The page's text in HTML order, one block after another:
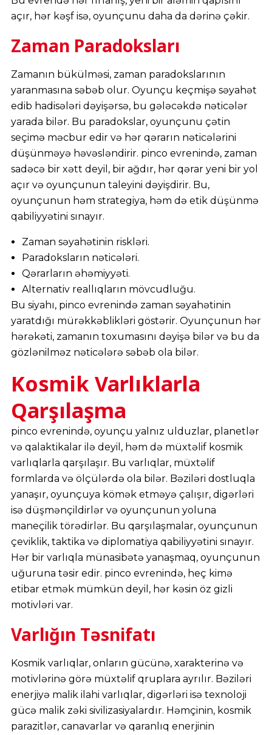
açır, hər kəşf isə, oyunçunu daha da dərinə çəkir.
Zaman Paradoksları
Zamanın bükülməsi, zaman paradokslarının
yaranmasına səbəb olur. Oyunçu keçmişə səyahət
edib hadisələri dəyişərsə, bu gələcəkdə nəticələr
yarada bilər. Bu paradokslar, oyunçunu çətin
seçimə məcbur edir və hər qərarın nəticələrini
düşünməyə həvəsləndirir. pinco evrenində, zaman
sadəcə bir xətt deyil, bir ağdır, hər qərar yeni bir yol
açır və oyunçunun taleyini dəyişdirir. Bu,
oyunçunun həm strategiya, həm də etik düşünmə
qabiliyyətini sınayır.
Zaman səyahətinin riskləri.
Paradoksların nəticələri.
Qərarların əhəmiyyəti.
Alternativ reallıqların mövcudluğu.
Bu siyahı, pinco evrenində zaman səyahətinin
yaratdığı mürəkkəblikləri göstərir. Oyunçunun hər
hərəkəti, zamanın toxumasını dəyişə bilər və bu da
gözlənilməz nəticələrə səbəb ola bilər.
Kosmik Varlıklarla
Qarşılaşma
pinco evrenində, oyunçu yalnız ulduzlar, planetlər
və qalaktikalar ilə deyil, həm də müxtəlif kosmik
varlıqlarla qarşılaşır. Bu varlıqlar, müxtəlif
formlarda və ölçülərdə ola bilər. Bəziləri dostluqla
yanaşır, oyunçuya kömək etməyə çalışır, digərləri
isə düşmənçildirlər və oyunçunun yoluna
maneçilik törədirlər. Bu qarşılaşmalar, oyunçunun
çeviklik, taktika və diplomatiya qabiliyyətini sınayır.
Hər bir varlıqla münasibətə yanaşmaq, oyunçunun
uğuruna təsir edir. pinco evrenində, heç kimə
etibar etmək mümkün deyil, hər kəsin öz gizli
motivləri var.
Varlığın Təsnifatı
Kosmik varlıqlar, onların gücünə, xarakterinə və
motivlərinə görə müxtəlif qruplara ayrılır. Bəziləri
enerjiyə malik ilahi varlıqlar, digərləri isə texnoloji
gücə malik zəki sivilizasiyalardır. Həmçinin, kosmik
parazitlər, canavarlar və qaranlıq enerjinin